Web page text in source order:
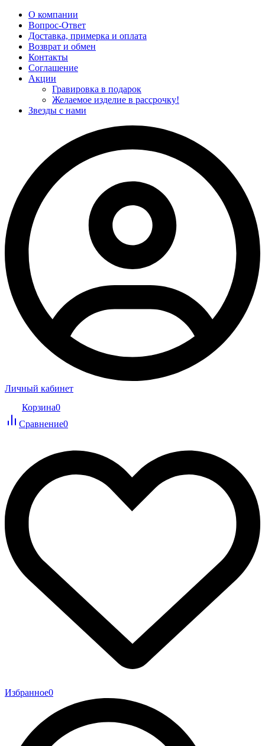
О компании
Вопрос-Ответ
Доставка, примерка и оплата
Возврат и обмен
Контакты
Соглашение
Акции
Гравировка в подарок
Желаемое изделие в рассрочку!
Звезды с нами
Личный кабинет
Корзина0
Сравнение0
Избранное0